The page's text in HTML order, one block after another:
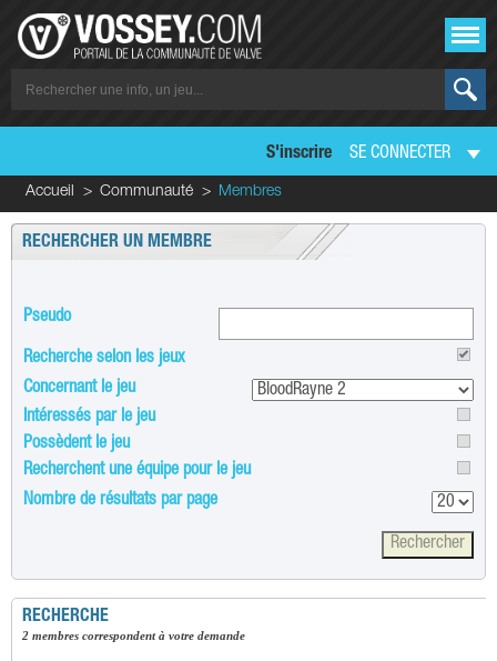
S'inscrire SE CONNECTER
Accueil Communauté Membres
RECHERCHER UN MEMBRE
Pseudo
Recherche selon les jeux
Concernant le jeu
Intéressés par le jeu
Possèdent le jeu
Recherchent une équipe pour le jeu
Nombre de résultats par page
RECHERCHE
2 membres correspondent à votre demande